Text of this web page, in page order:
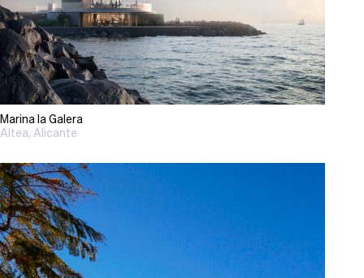
Marina la Galera
Altea, Alicante